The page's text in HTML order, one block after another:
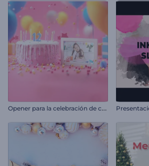
O
pener para la celebración de cumpleaños